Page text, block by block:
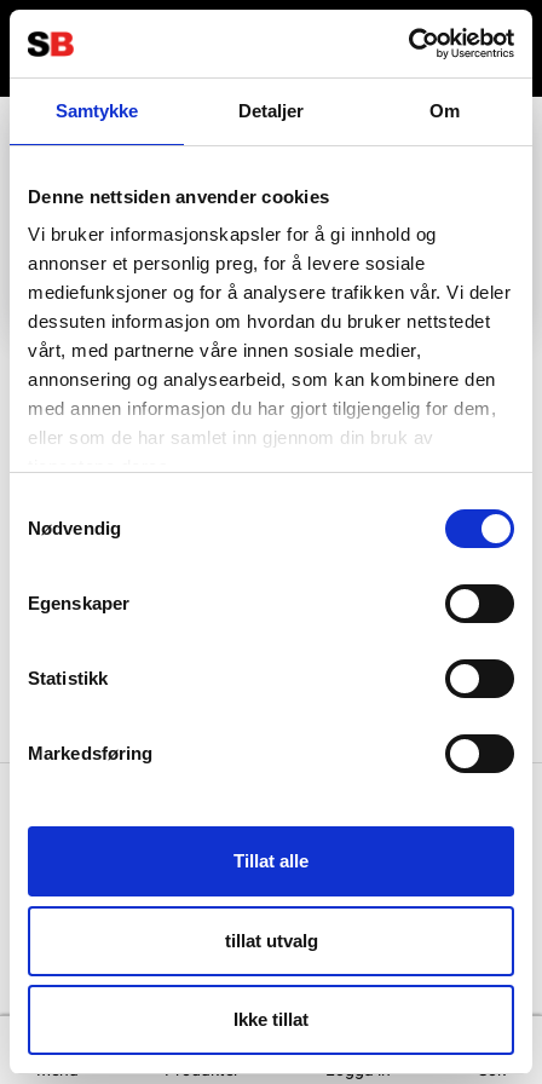
Samtykke Detaljer Om
Denne nettsiden anvender cookies
Vi bruker informasjonskapsler for å gi innhold og
annonser et personlig preg, for å levere sosiale
mediefunksjoner og for å analysere trafikken vår. Vi deler
dessuten informasjon om hvordan du bruker nettstedet
vårt, med partnerne våre innen sosiale medier,
annonsering og analysearbeid, som kan kombinere den
med annen informasjon du har gjort tilgjengelig for dem,
eller som de har samlet inn gjennom din bruk av
Nødvendig
Egenskaper
Statistikk
Markedsføring
Tillat alle
tillat utvalg
Ikke tillat
Menu Produkter Logga in Sök
Kontakta oss
Källebacksvägen 2B, 554 75 Jönköping,
Information
Hållbarhet och samhällsansvar
Powered ByTelaris